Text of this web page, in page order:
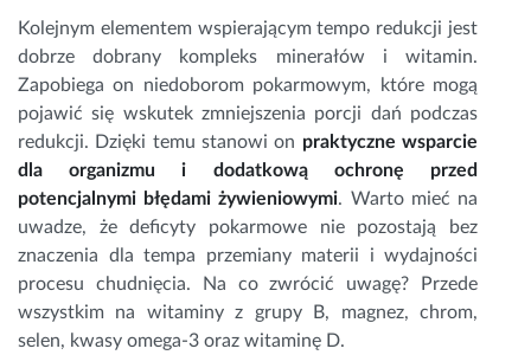
Kolejnym elementem wspierającym tempo redukcji jest
dobrze dobrany kompleks minerałów i witamin.
Zapobiega on niedoborom pokarmowym, które mogą
pojawić się wskutek zmniejszenia porcji dań podczas
redukcji. Dzięki temu stanowi on praktyczne wsparcie
dla organizmu i dodatkową ochronę przed
potencjalnymi błędami żywieniowymi. Warto mieć na
uwadze, że deficyty pokarmowe nie pozostają bez
znaczenia dla tempa przemiany materii i wydajności
procesu chudnięcia. Na co zwrócić uwagę? Przede
wszystkim na witaminy z grupy B, magnez, chrom,
selen, kwasy omega-3 oraz witaminę D.